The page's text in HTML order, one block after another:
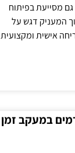
מסייעת בפיתוח
המעניק דגש על
אישית ומקצועית
במעקב זמן